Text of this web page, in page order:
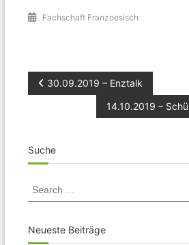
Fachschaft Franzoesisch
Beitragsnavigation
30.09.2019 – Enztalk
14.10.2019 –
Suche
Search
Neueste Beiträge